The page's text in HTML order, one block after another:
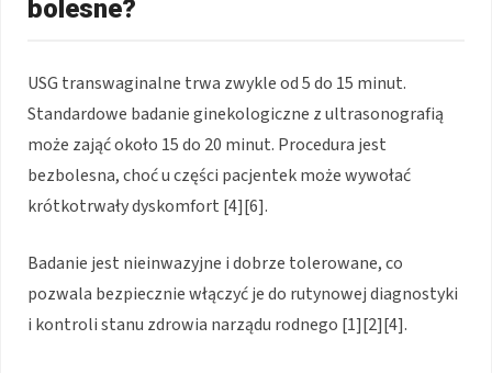
bolesne?
USG transwaginalne trwa zwykle od 5 do 15 minut.
Standardowe badanie ginekologiczne z ultrasonografią
może zająć około 15 do 20 minut. Procedura jest
bezbolesna, choć u części pacjentek może wywołać
krótkotrwały dyskomfort [4][6].
Badanie jest nieinwazyjne i dobrze tolerowane, co
pozwala bezpiecznie włączyć je do rutynowej diagnostyki
i kontroli stanu zdrowia narządu rodnego [1][2][4].